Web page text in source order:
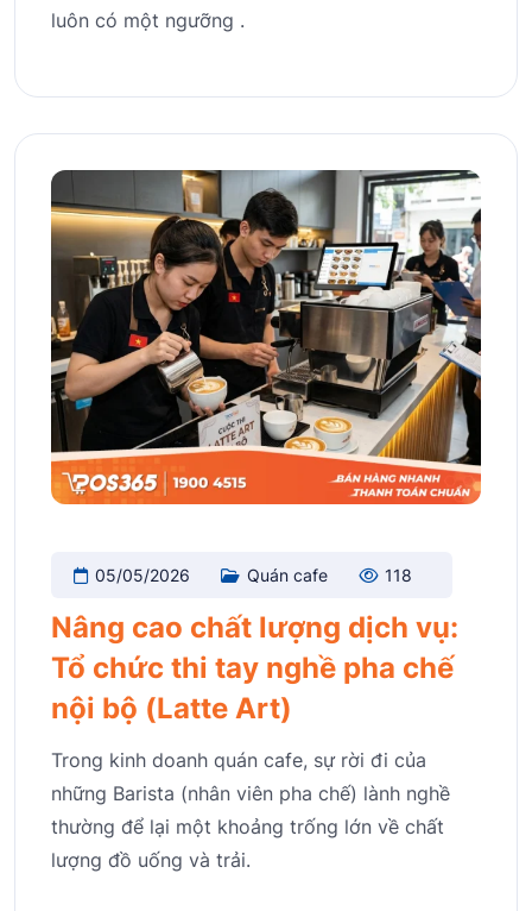
luôn có một ngưỡng .
05/05/2026 Quán cafe 118
Nâng cao chất lượng dịch vụ:
Tổ chức thi tay nghề pha chế
nội bộ (Latte Art)
Trong kinh doanh quán cafe, sự rời đi của
những Barista (nhân viên pha chế) lành nghề
thường để lại một khoảng trống lớn về chất
lượng đồ uống và trải.